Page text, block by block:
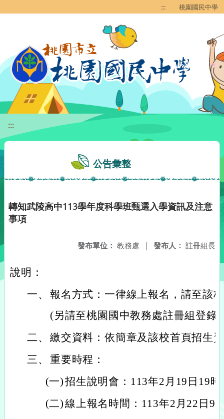
::: 桃園國民中學
:::
公告彙整
轉知武陵高中113學年度科學班甄選入學資訊及注意
事項
發布人： 註冊組長
發布單位： 教務處 |
說明：
一、 報名方式：一律線上報名，請至該
(另請至桃園國中教務處註冊組登錄
二、 繳交資料：依簡章及該校首頁招生
三、 重要時程：
(一)招生說明會：113年2月19日19時
(二)線上報名時間：113年2月22日9